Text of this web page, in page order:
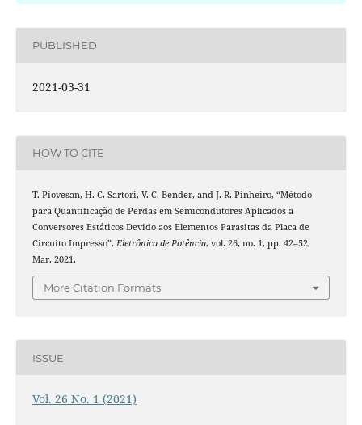
PUBLISHED
2021-03-31
HOW TO CITE
T. Piovesan, H. C. Sartori, V. C. Bender, and J. R. Pinheiro, “Método
para Quantificação de Perdas em Semicondutores Aplicados a
Conversores Estáticos Devido aos Elementos Parasitas da Placa de
Circuito Impresso”, Eletrônica de Potência, vol. 26, no. 1, pp. 42–52,
Mar. 2021.
More Citation Formats
ISSUE
Vol. 26 No. 1 (2021)